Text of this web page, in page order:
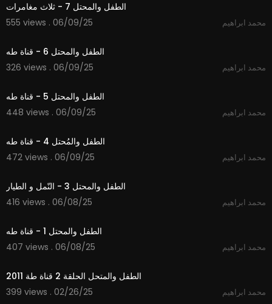
الطفل والمحتل 7 - ثلاث مغامرات
555 views . 06/09/25
محمد ابراهيم
الطفل والمحتل 6 - قناة طه
326 views . 06/09/25
محمد ابراهيم
الطفل والمحتل 5 - قناة طه
448 views . 06/09/25
محمد ابراهيم
الطفل والمُحتل 4 - قناة طه
472 views . 06/09/25
محمد ابراهيم
الطفل والمحتل 3 - النّمل و الطيار
416 views . 06/08/25
محمد ابراهيم
الطفل والمحتل 1 - قناة طه
407 views . 06/08/25
محمد ابراهيم
الطفل والمتحل الحلقة 2 قناة طة 2011
399 views . 02/26/25
محمد ابراهيم